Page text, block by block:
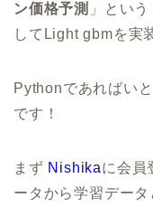
ン価格予測 」とい
してLight gbmを実
Pythonであればい
です！
まず Nishikaに会員
ータから学習デー